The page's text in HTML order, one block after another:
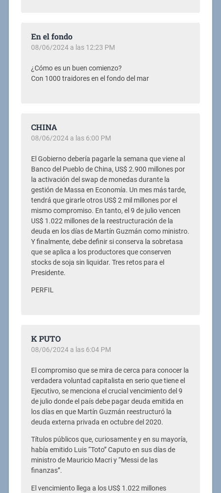
En el fondo
08/06/2024 a las 12:23 PM
¿Cómo es un buen comienzo?
Con 1000 traidores en el fondo del mar
CHINA
08/06/2024 a las 6:00 PM
El Gobierno debería pagarle la semana que viene al
Banco del Pueblo de China, US$ 2.900 millones por
la activación del swap de monedas durante la
gestión de Massa en Economía. Un mes más tarde,
tendrá que girarle otros US$ 2 mil millones por el
mismo compromiso. En tanto, el 9 de julio vencen
US$ 1.022 millones de la reestructuración de la
deuda en los días de Martín Guzmán como ministro.
Y finalmente, debe definir si conserva la sobretasa
que se aplica a los productores que conserven
stocks de soja sin liquidar. Tres retos para el
Presidente.
PERFIL
K PUTO
08/06/2024 a las 6:04 PM
El compromiso que se mira de cerca para conocer la
verdadera voluntad capitalista en serio que tiene el
Ejecutivo, se menciona el crucial vencimiento del 9
de julio donde el país debe pagar deuda emitida en
los días en que Martín Guzmán reestructuró la
deuda externa privada en octubre del 2020.
Títulos públicos que, curiosamente y en su mayoría,
había emitido Luis “Toto” Caputo en sus días de
ministro de Mauricio Macri y “Messi de las
finanzas”.
El vencimiento llega a los US$ 1.022 millones